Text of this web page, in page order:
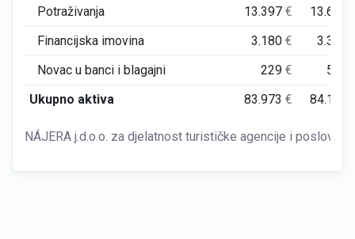
Potraživanja
13.397€ 13.696
Financijska imovina
3.180€ 3.347
Novac u banci i blagajni
229€ 515
Ukupno aktiva
83.973€ 84.104
NÁJERA j.d.o.o. za djelatnost turističke agencije i poslovne